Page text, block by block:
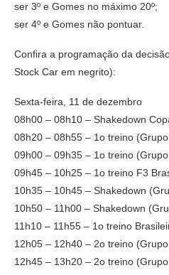
ser 3º e Gomes no máximo 20º;
ser 4º e Gomes não pontuar.
Confira a programação da
Stock Car em negrito):
Sexta-feira, 11 de dezembro
08h00 – 08h10 – Shakedown
08h20 – 08h55 – 1o treino
09h00 – 09h35 – 1o treino
09h45 – 10h25 – 1o treino F3
10h35 – 10h45 – Shakedown
10h50 – 11h00 – Shakedown
11h10 – 11h55 – 1o treino
12h05 – 12h40 – 2o treino
12h45 – 13h20 – 2o treino